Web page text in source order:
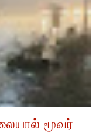
மூவர்